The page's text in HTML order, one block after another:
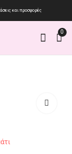
και προσφορές
0